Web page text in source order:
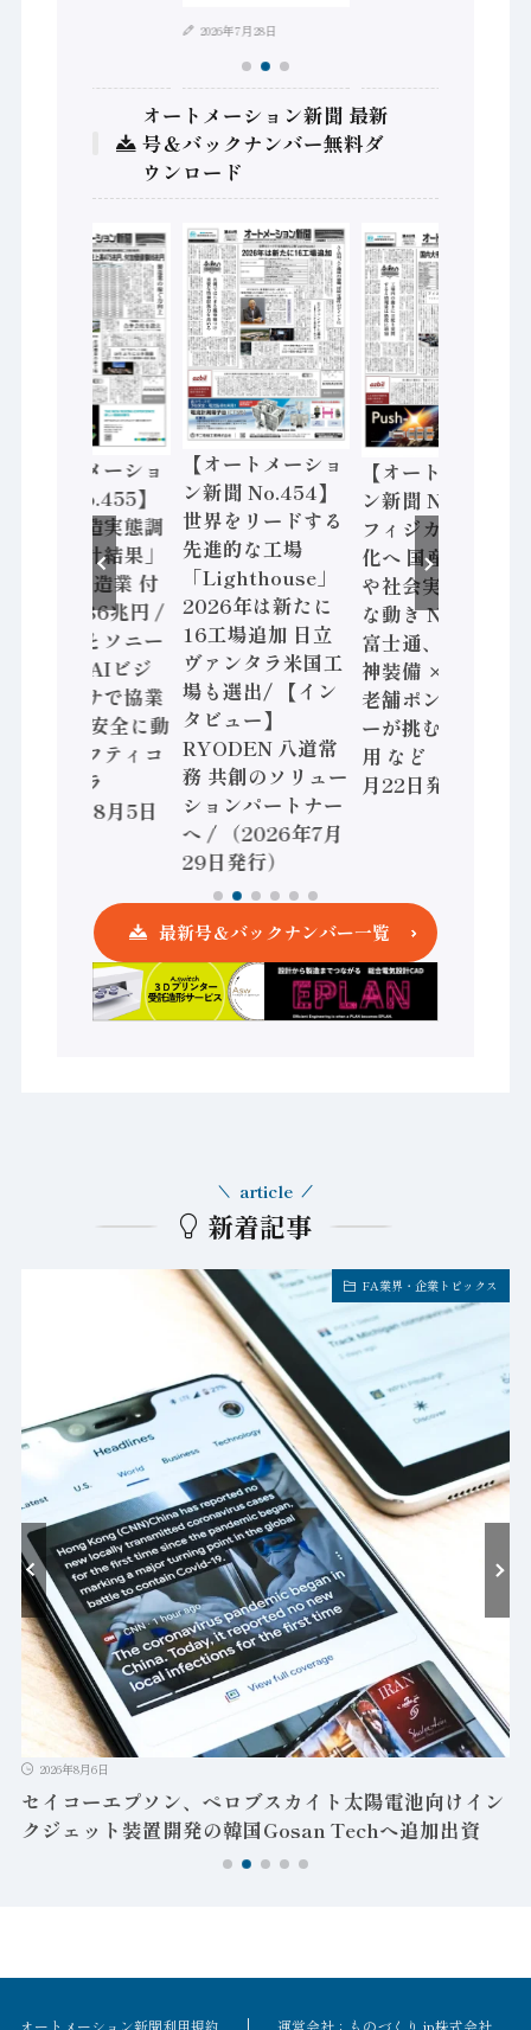
2026年7月28日
オートメーション新聞 最新
号＆バックナンバー無料ダ
ウンロード
【オートメーショ
ン新聞 No.455】
「経済構造実態調
査二次集計結果」
2024年製造業 付
加価値額86兆円 /
三菱電機とソニー
セミコン AIビジ
ョンセンサで協業
/ IDEC、安全に動
かすセーフティコ
ントローラ
（2026年8月5日
【オートメーショ
ン新聞 No.454】
世界をリードする
先進的な工場
「Lighthouse」
2026年は新たに
16工場追加 日立
ヴァンタラ米国工
場も選出/ 【イン
タビュー】
RYODEN 八道常
務 共創のソリュー
ションパートナー
へ / （2026年7月
29日発行）
【オートメーショ
ン新聞 No.453】
フィジカルAI本格
化へ 国産AI開発
や社会実装に活発
な動き Noetra、
富士通、日立 / 兵
神装備 × HMS、
老舗ポンプメーカ
ーが挑むデータ活
用 など（2026年7
月22日発行）
最新号＆バックナンバー一覧
新着記事
article
FA業界・企業トピックス
2026年8月6日
セイコーエプソン、ペロブスカイト太陽電池向けイン
クジェット装置開発の韓国Gosan Techへ追加出資